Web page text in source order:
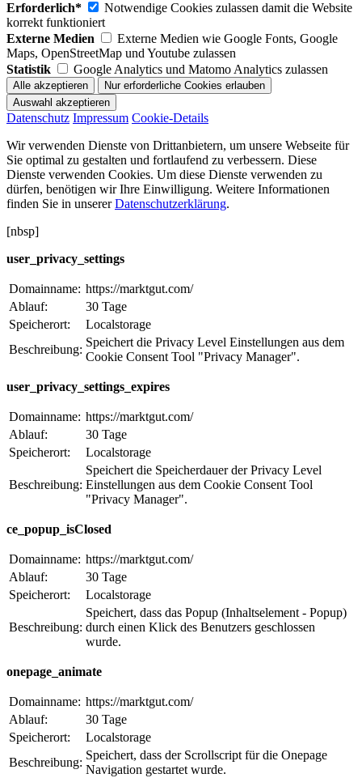
Erforderlich*
Notwendige Cookies zulassen damit die Website
korrekt funktioniert
Externe Medien
Externe Medien wie Google Fonts, Google
Maps, OpenStreetMap und Youtube zulassen
Statistik
Google Analytics und Matomo Analytics zulassen
Datenschutz Impressum Cookie-Details
Wir verwenden Dienste von Drittanbietern, um unsere Webseite für
Sie optimal zu gestalten und fortlaufend zu verbessern. Diese
Dienste verwenden Cookies. Um diese Dienste verwenden zu
dürfen, benötigen wir Ihre Einwilligung. Weitere Informationen
finden Sie in unsererDatenschutzerklärung.
[nbsp]
user_privacy_settings
Domainname: https://marktgut.com/
Ablauf:
30 Tage
Speicherort:
Localstorage
Beschreibung:
Speichert die Privacy Level Einstellungen aus dem
Cookie Consent Tool "Privacy Manager".
user_privacy_settings_expires
Domainname: https://marktgut.com/
Ablauf:
30 Tage
Speicherort:
Localstorage
Beschreibung:
Speichert die Speicherdauer der Privacy Level
Einstellungen aus dem Cookie Consent Tool
"Privacy Manager".
ce_popup_isClosed
Domainname: https://marktgut.com/
Ablauf:
30 Tage
Speicherort:
Localstorage
Beschreibung:
Speichert, dass das Popup (Inhaltselement - Popup)
durch einen Klick des Benutzers geschlossen
wurde.
onepage_animate
Domainname: https://marktgut.com/
Ablauf:
30 Tage
Speicherort:
Localstorage
Beschreibung:
Speichert, dass der Scrollscript für die Onepage
Navigation gestartet wurde.